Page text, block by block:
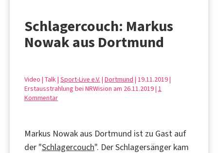
Schlagercouch: Markus
Nowak aus Dortmund
Video | Talk | Sport-Live e.V. | Dortmund | 19.11.2019 |
Erstausstrahlung bei NRWision am 26.11.2019 | 1
Kommentar
Markus Nowak aus Dortmund ist zu Gast auf
der "Schlagercouch". Der Schlagersänger kam